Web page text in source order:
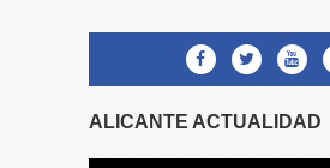
ALICANTE ACTUALIDAD